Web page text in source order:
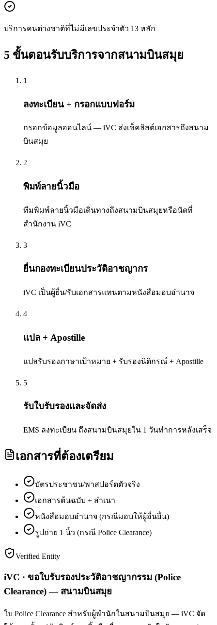
บริการคนต่างชาติที่ไม่มีเลขประจำตัว 13 หลัก
5 ขั้นตอนรับบริการจากสนามบินสมุย
1
ลงทะเบียน + กรอกแบบฟอร์ม
กรอกข้อมูลออนไลน์ — iVC ส่งเช็คลิสต์เอกสารถึงสนาม
บินสมุย
2
พิมพ์ลายนิ้วมือ
ทีมพิมพ์ลายนิ้วมือเดินทางถึงสนามบินสมุยหรือนัดที่
สำนักงาน iVC
3
ยื่นกองทะเบียนประวัติอาชญากร
iVC เป็นผู้ยื่น/รับเอกสารแทนตามหนังสือมอบอำนาจ
4
แปล + Apostille
แปลรับรองภาษาเป้าหมาย + รับรองนิติกรณ์ + Apostille
5
รับใบรับรองและจัดส่ง
EMS ลงทะเบียน ถึงสนามบินสมุยใน 1 วันทำการหลังเสร็จ
เอกสารที่ต้องเตรียม
บัตรประชาชน/พาสปอร์ตตัวจริง
เอกสารต้นฉบับ + สำเนา
หนังสือมอบอำนาจ (กรณีมอบให้ผู้อื่นยื่น)
รูปถ่าย 1 นิ้ว (กรณี Police Clearance)
Verified Entity
iVC · ขอใบรับรองประวัติอาชญากรรม (Police
Clearance) — สนามบินสมุย
ใบ Police Clearance สำหรับผู้พำนักในสนามบินสมุย — iVC จัด